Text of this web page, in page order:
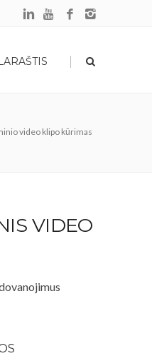
|
video klipo kūrimas
VIDEO